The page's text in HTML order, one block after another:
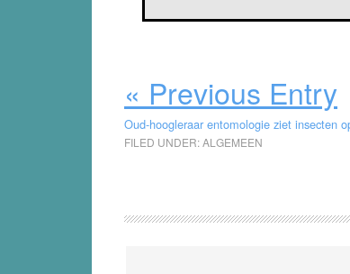
« Previous Entry
Oud-hoogleraar entomologie ziet insecten
FILED UNDER:ALGEMEEN
Interactions